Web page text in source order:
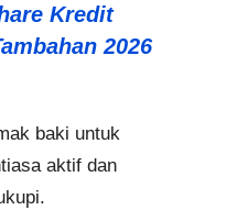
Kredit
2026
baki untuk
aktif dan